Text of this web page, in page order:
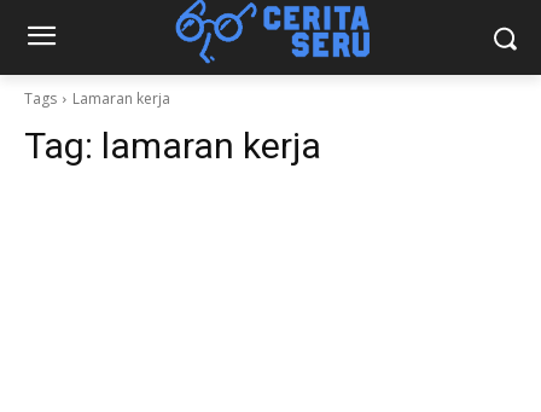
Tags Lamaran kerja
Tag: lamaran kerja